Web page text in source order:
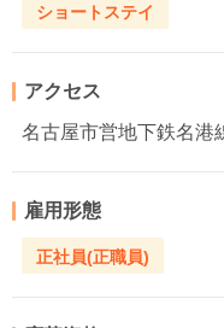
ショートステイ
アクセス
名古屋市営地下鉄名港
雇用形態
正社員(正職員)